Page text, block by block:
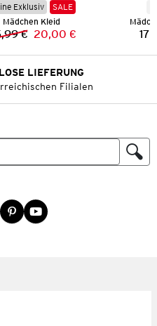
Exklusiv
SALE
Mädchen Kleid
Vorheriger Preis:
€ Neuer Preis:
20,00 €
LIEFERUNG
Filialen